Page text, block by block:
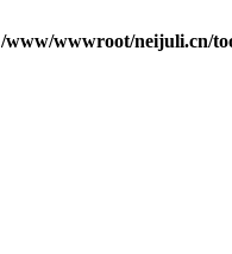
/www/wwwroot/neijuli.cn/